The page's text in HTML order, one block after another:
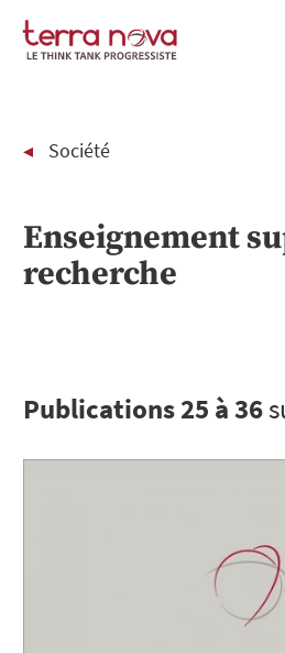
Société
Enseignement
recherche
Publications 25 à 36